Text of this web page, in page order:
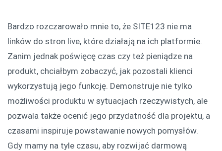
Bardzo rozczarowało mnie to, że SITE123 nie ma
linków do stron live, które działają na ich platformie.
Zanim jednak poświęcę czas czy też pieniądze na
produkt, chciałbym zobaczyć, jak pozostali klienci
wykorzystują jego funkcję. Demonstruje nie tylko
możliwości produktu w sytuacjach rzeczywistych, ale
pozwala także ocenić jego przydatność dla projektu, a
czasami inspiruje powstawanie nowych pomysłów.
Gdy mamy na tyle czasu, aby rozwijać darmową